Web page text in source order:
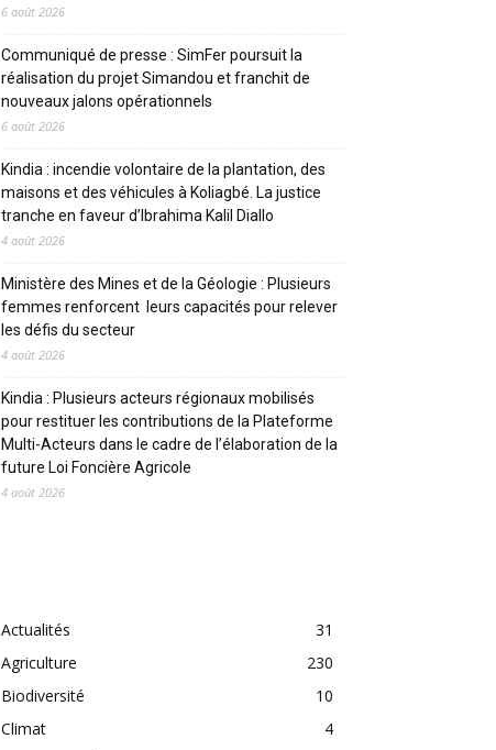
6 août 2026
Communiqué de presse : SimFer poursuit la
réalisation du projet Simandou et franchit de
nouveaux jalons opérationnels
6 août 2026
Kindia : incendie volontaire de la plantation, des
maisons et des véhicules à Koliagbé. La justice
tranche en faveur d’Ibrahima Kalil Diallo
4 août 2026
Ministère des Mines et de la Géologie : Plusieurs
femmes renforcent leurs capacités pour relever
les défis du secteur
4 août 2026
Kindia : Plusieurs acteurs régionaux mobilisés
pour restituer les contributions de la Plateforme
Multi-Acteurs dans le cadre de l’élaboration de la
future Loi Foncière Agricole
4 août 2026
Actualités
31
Agriculture
230
Biodiversité
10
Climat
4